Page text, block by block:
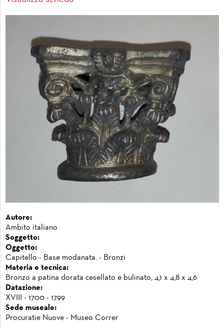
Autore:
Ambito italiano
Soggetto:
Oggetto:
Capitello - Base modanata. - Bronzi
Materia e tecnica:
Bronzo a patina dorata cesellato e bulinato, 4,1 x 4,8 x 4,6
Datazione:
XVIII - 1700 - 1799
Sede museale:
Procuratie Nuove - Museo Correr